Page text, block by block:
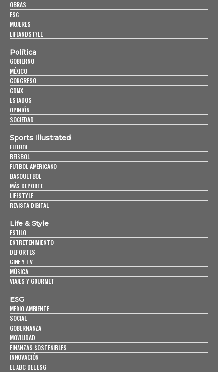
OBRAS
ESG
MUJERES
LIFEANDSTYLE
Política
GOBIERNO
MÉXICO
CONGRESO
CDMX
ESTADOS
OPINIÓN
SOCIEDAD
Sports Illustrated
FUTBOL
BEISBOL
FUTBOL AMERICANO
BASQUETBOL
MÁS DEPORTE
LIFESTYLE
REVISTA DIGITAL
Life & Style
ESTILO
ENTRETENIMIENTO
DEPORTES
CINE Y TV
MÚSICA
VIAJES Y GOURMET
ESG
MEDIO AMBIENTE
SOCIAL
GOBERNANZA
MOVILIDAD
FINANZAS SOSTENIBLES
INNOVACIÓN
EL ABC DEL ESG